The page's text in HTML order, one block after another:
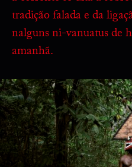
tradição falada e da
nalguns ni-vanuatus de
amanhã.